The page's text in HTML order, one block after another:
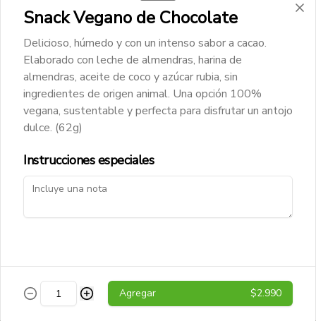
Vitamin Water
Energy, con un toque refrescante y
energético. Ideal para mantenerse
hidratado mientras disfrutas de un
sabor delicioso.
$2.190
Conócenos
Despacho
Snack Vegano de Chocolate
Delicioso, húmedo y con un intenso sabor a cacao.
Elaborado con leche de almendras, harina de
almendras, aceite de coco y azúcar rubia, sin
ingredientes de origen animal. Una opción 100%
vegana, sustentable y perfecta para disfrutar un antojo
dulce. (62g)
Instrucciones especiales
Agregar $2.990